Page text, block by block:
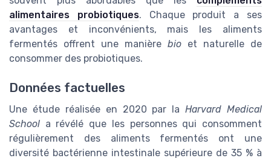
alimentaires probiotiques. Chaque produit a ses
avantages et inconvénients, mais les aliments
fermentés offrent une manière bio et naturelle de
consommer des probiotiques.
Données factuelles
Une étude réalisée en 2020 par laHarvard Medical
School a révélé que les personnes qui consomment
régulièrement des aliments fermentés ont une
diversité bactérienne intestinale supérieure de 35 % à